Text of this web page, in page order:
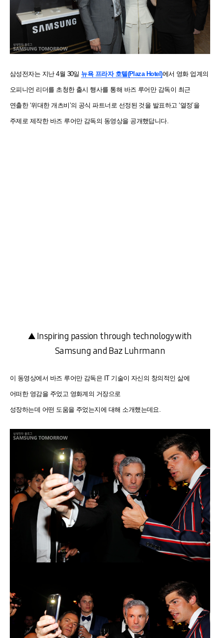
삼성전자는 지난 4월 30일 뉴욕 프라자 호텔(Plaza Hotel)에서 영화 업계의
오피니언 리더를 초청한 출시 행사를 통해 바즈 루어만 감독이 최근
연출한 ‘위대한 개츠비’의 공식 파트너로 선정된 것을 발표하고 ‘열정’을
주제로 제작한 바즈 루어만 감독의 동영상을 공개했답니다.
▲ Inspiring passion through technology with
Samsung and Baz Luhrmann
이 동영상에서 바즈 루어만 감독은 IT 기술이 자신의 창의적인 삶에
어떠한 영감을 주었고 영화계의 거장으로
성장하는데 어떤 도움을 주었는지에 대해 소개했는데요.